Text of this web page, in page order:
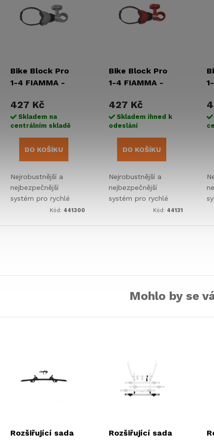
Bike Block Pro
1-4 FIAMMA -
427 Kč
Skladem na
centrálním skladě
DO KOŠÍKU
Nejrobustnější a
nejbezpečnější
systém pro rychlé
zamykání kol.Kód: 441300
Bike Block Pro
1-4 FIAMMA -
427 Kč
Skladem ihned k
odeslání
DO KOŠÍKU
Nejrobustnější a
nejbezpečnější
systém pro rychlé
Kód: 44131
Mohlo by se
Rozšiřující sada
Rozšiřující sada